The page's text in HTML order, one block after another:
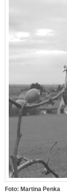
Foto: Martina Penka